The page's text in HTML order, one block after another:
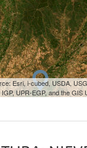
Esri, i-cubed, USDA,
UPR-EGP, and the GIS